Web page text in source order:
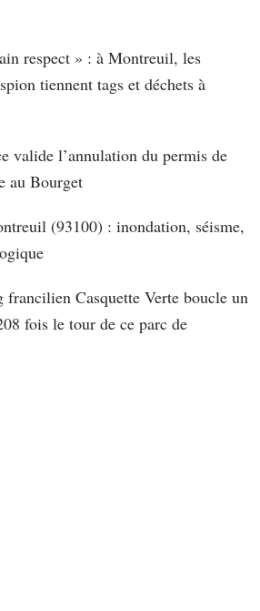
respect » : à Montreuil, les
tiennent tags et déchets à
valide l’annulation du permis de
au Bourget
(93100) : inondation, séisme,
francilien Casquette Verte boucle un
fois le tour de ce parc de